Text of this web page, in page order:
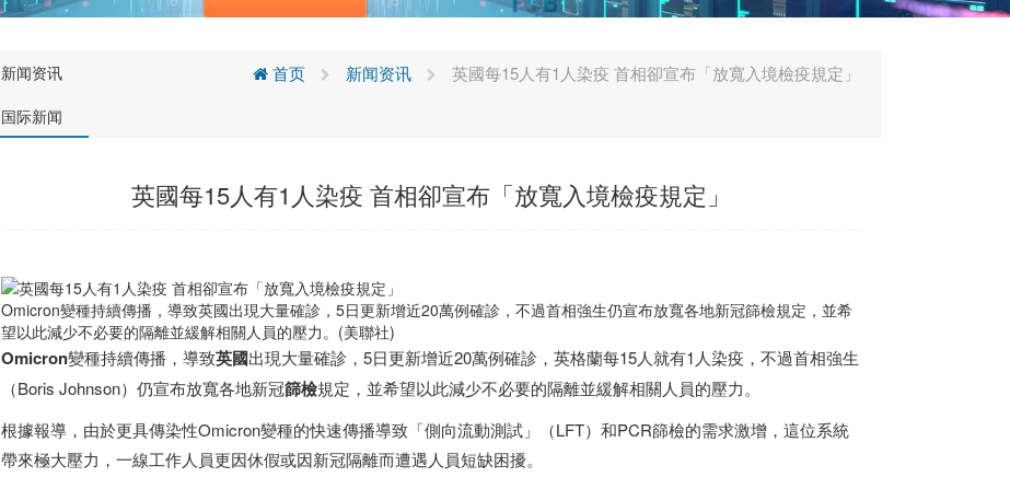
新闻资讯
国际新闻
首页 新闻资讯 英國每15人有1人染疫 首相卻宣布「放寬入境檢疫規定」
英國每15人有1人染疫 首相卻宣布「放寬入境檢疫規定」
Omicron變種持續傳播，導致英國出現大量確診，5日更新增近20萬例確診，不過首相強生仍宣布放寬各地新冠篩檢規定，並希
望以此減少不必要的隔離並緩解相關人員的壓力。(美聯社)
Omicron變種持續傳播，導致英國出現大量確診，5日更新增近20萬例確診，英格蘭每15人就有1人染疫，不過首相強生
（Boris Johnson）仍宣布放寬各地新冠篩檢規定，並希望以此減少不必要的隔離並緩解相關人員的壓力。
根據報導，由於更具傳染性Omicron變種的快速傳播導致「側向流動測試」（LFT）和PCR篩檢的需求激增，這位系統
帶來極大壓力，一線工作人員更因休假或因新冠隔離而遭遇人員短缺困擾。